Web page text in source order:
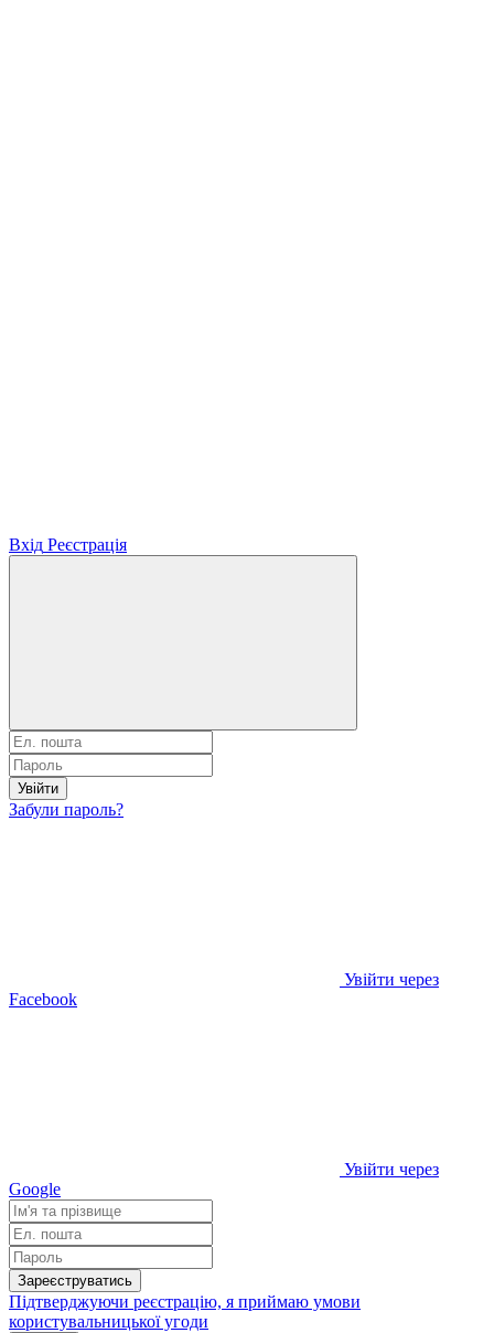
Вхід Реєстрація
Увійти
Забули пароль?
Увійти через
Facebook
Увійти через
Google
Зареєструватись
Підтверджуючи реєстрацію, я приймаю умови
користувальницької угоди